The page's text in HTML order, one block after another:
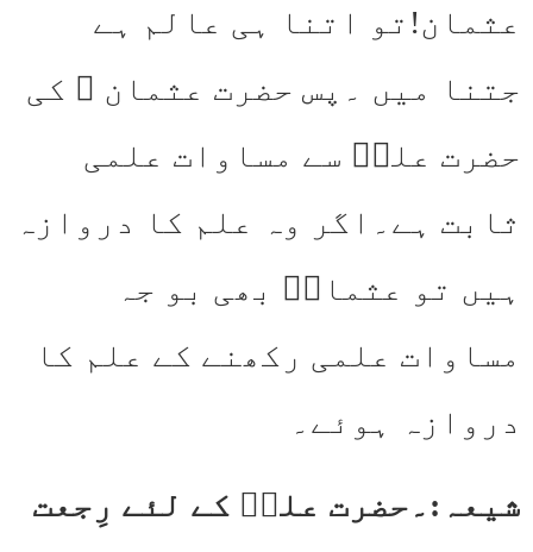
عثمان!تو اتنا ہی عالم ہے
جتنا میں ۔پس حضرت عثمان ؓ کی
حضرت علیؓ سے مساوات علمی
ثابت ہے۔اگر وہ علم کا دروازہ
ہیں تو عثمانؓ بھی بو جہ
مساوات علمی رکھنے کے علم کا
دروازہ ہوئے۔
شیعہ:۔حضرت علیؓ کے لئے رِجعت